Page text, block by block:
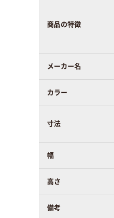
商品の特徴
メーカー名
カラー
寸法
幅
高さ
備考